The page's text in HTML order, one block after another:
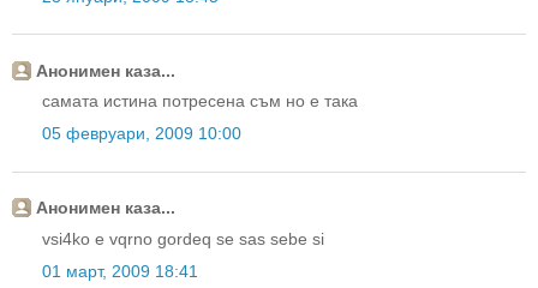
Анонимен каза...
самата истина потресена съм но е така
05 февруари, 2009 10:00
Анонимен каза...
vsi4ko e vqrno gordeq se sas sebe si
01 март, 2009 18:41